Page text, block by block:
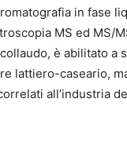
in fase
MS ed MS/
è abilitato a
lattiero-caseario,
all’industria